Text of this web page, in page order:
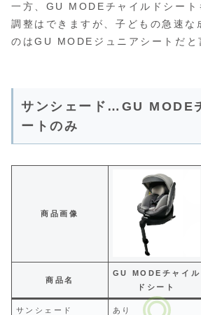
一方、GU MODEチャイルドシート
調整はできますが、子どもの急速な
のはGU MODEジュニアシートだと
サンシェード…GU MODE
ートのみ
商品画像
商品名
GU MODEチャイル
ドシート
サンシェード あり